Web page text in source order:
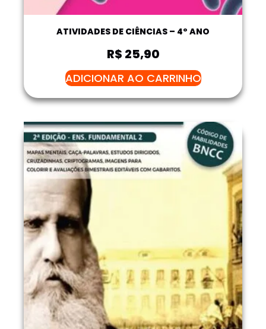
ATIVIDADES DE CIÊNCIAS – 4º ANO
R$ 25,90
ADICIONAR AO CARRINHO